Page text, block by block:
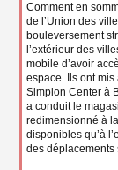
Comment en
de l’Union des
bouleversement
l’extérieur des
mobile d’avoir
espace. Ils ont mis
Simplon Center à
a conduit le
redimensionné à
disponibles qu’à
des